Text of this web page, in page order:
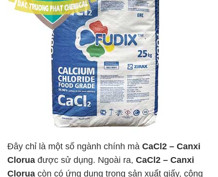
Đây chỉ là một số ngành chính mà CaCl2 – Canxi
Clorua được sử dụng. Ngoài ra, CaCl2 – Canxi
Clorua còn có ứng dụng trong sản xuất giấy, công